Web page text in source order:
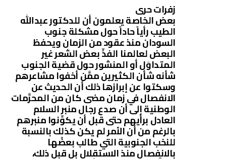
زفرات حرى
بعض الخاصة يعلمون أن للدكتور عبدالله
الطيب رأياً حاداً حول مشكلة جنوب
السودان منذ عقود من الزمان ويحفظ
البعض لعالمنا الفذّ بعض الشعر غير
المتداوَل أو المنشور حول قضية الجنوب
شأنه شأن الكثيرين ممَّن أخفوا مشاعرهم
وسكتوا عن إبرازها ذلك أن الحديث عن
الانفصال في زمان مضى كان من المحرَّمات
الوطنية إلى أن صدع رجال منبر السلام
العادل برأيهم حتى قبل أن يكوِّنوا منبرهم
بالرغم من أن الأمر لم يكن كذلك بالنسبة
للنخب الجنوبية التي طالب بعضُها
بالانفصال منذ الاستقلال بل قبل ذلك،